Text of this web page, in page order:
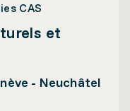
CAS
et
- Neuchâtel